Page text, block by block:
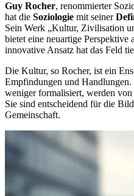
Guy Rocher, renommierter
hat die Soziologie mit seiner
Sein Werk „Kultur, Zivilisation
bietet eine neuartige Perspektive
innovative Ansatz hat das Feld
Die Kultur, so Rocher, ist ein
Empfindungen und
weniger formalisiert, werden
Sie sind entscheidend für die
Gemeinschaft.